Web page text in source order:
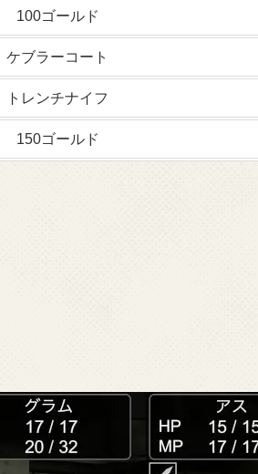
100ゴールド
ケブラーコート
トレンチナイフ
150ゴールド